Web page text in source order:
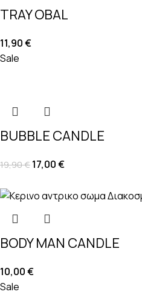
TRAY OBAL
11,90€
Sale
BUBBLE CANDLE
19,90€ 17,00€
BODY MAN CANDLE
10,00€
Sale